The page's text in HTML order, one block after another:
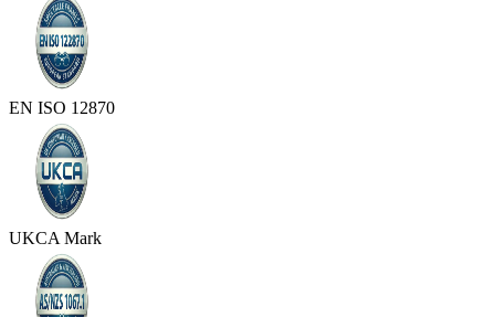
EN ISO 12870
UKCA Mark